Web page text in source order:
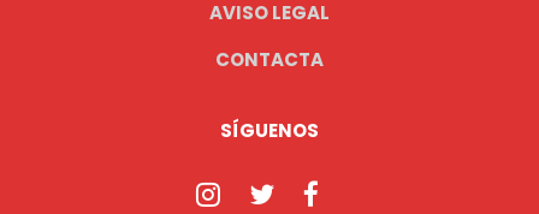
AVISO LEGAL
CONTACTA
SÍGUENOS